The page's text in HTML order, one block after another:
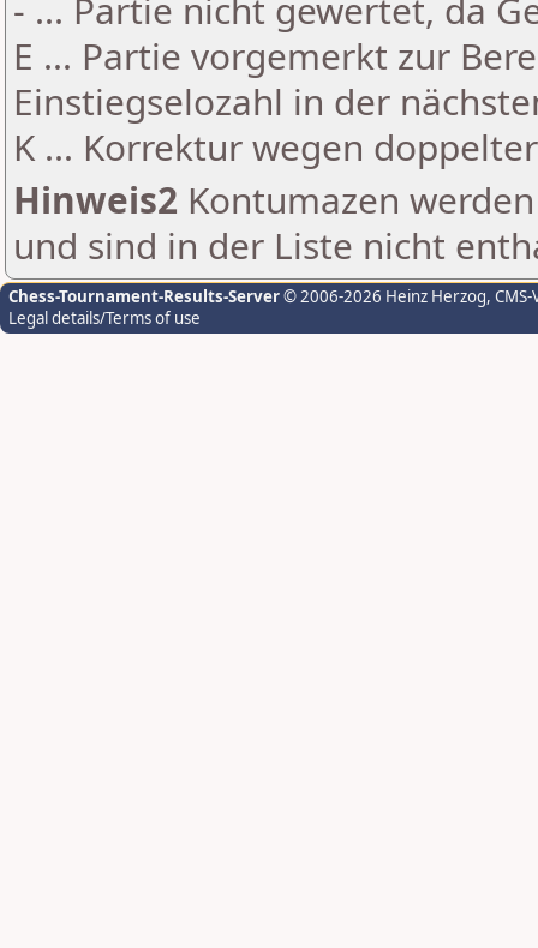
- ... Partie nicht gewertet, da
E ... Partie vorgemerkt zur
Einstiegselozahl in der
K ... Korrektur wegen
Hinweis2 Kontumazen
und sind in der Liste nicht
Chess-Tournament-Results-Server© 2006-2026 Heinz Herzog,
Legal details/Terms of use